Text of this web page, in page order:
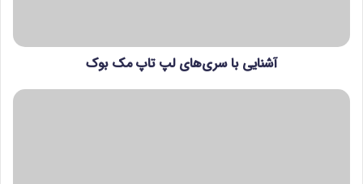
آشنایی با سری‌های لپ تاپ مک بوک